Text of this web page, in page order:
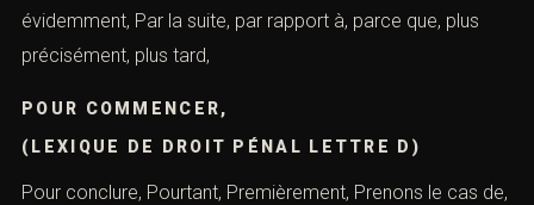
évidemment, Par la suite, par rapport à, parce que, plus
précisément, plus tard,
POUR COMMENCER,
(LEXIQUE DE DROIT PÉNAL LETTRE D)
Pour conclure, Pourtant, Premièrement, Prenons le cas de,